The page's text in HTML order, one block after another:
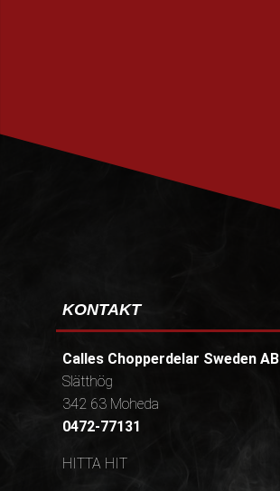
KONTAKT
Calles Chopperdelar Sweden AB
Slätthög
342 63 Moheda
0472-77131
HITTA HIT